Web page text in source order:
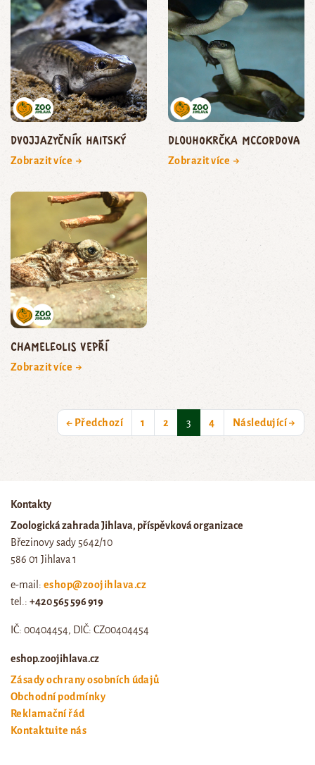
dvojjazyčník haitský
Zobrazit více →
dlouhokrčka McCordova
Zobrazit více →
chameleolis vepří
Zobrazit více →
← Předchozí 1 2 3 (current)
4 Následující →
Kontakty
Zoologická zahrada Jihlava, příspěvková organizace
Březinovy sady 5642/10
586 01 Jihlava 1
e-mail: eshop@zoojihlava.cz
tel.: +420 565 596 919
IČ: 00404454, DIČ: CZ00404454
eshop.zoojihlava.cz
Zásady ochrany osobních údajů
Obchodní podmínky
Reklamační řád
Kontaktujte nás